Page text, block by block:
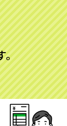
。